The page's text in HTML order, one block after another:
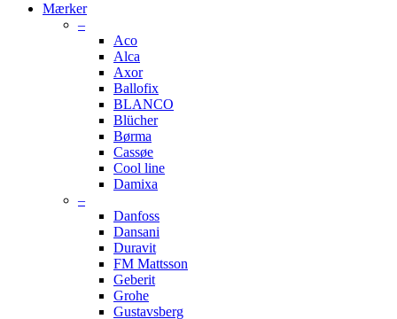
Mærker
–
Aco
Alca
Axor
Ballofix
BLANCO
Blücher
Børma
Cassøe
Cool line
Damixa
–
Danfoss
Dansani
Duravit
FM Mattsson
Geberit
Grohe
Gustavsberg